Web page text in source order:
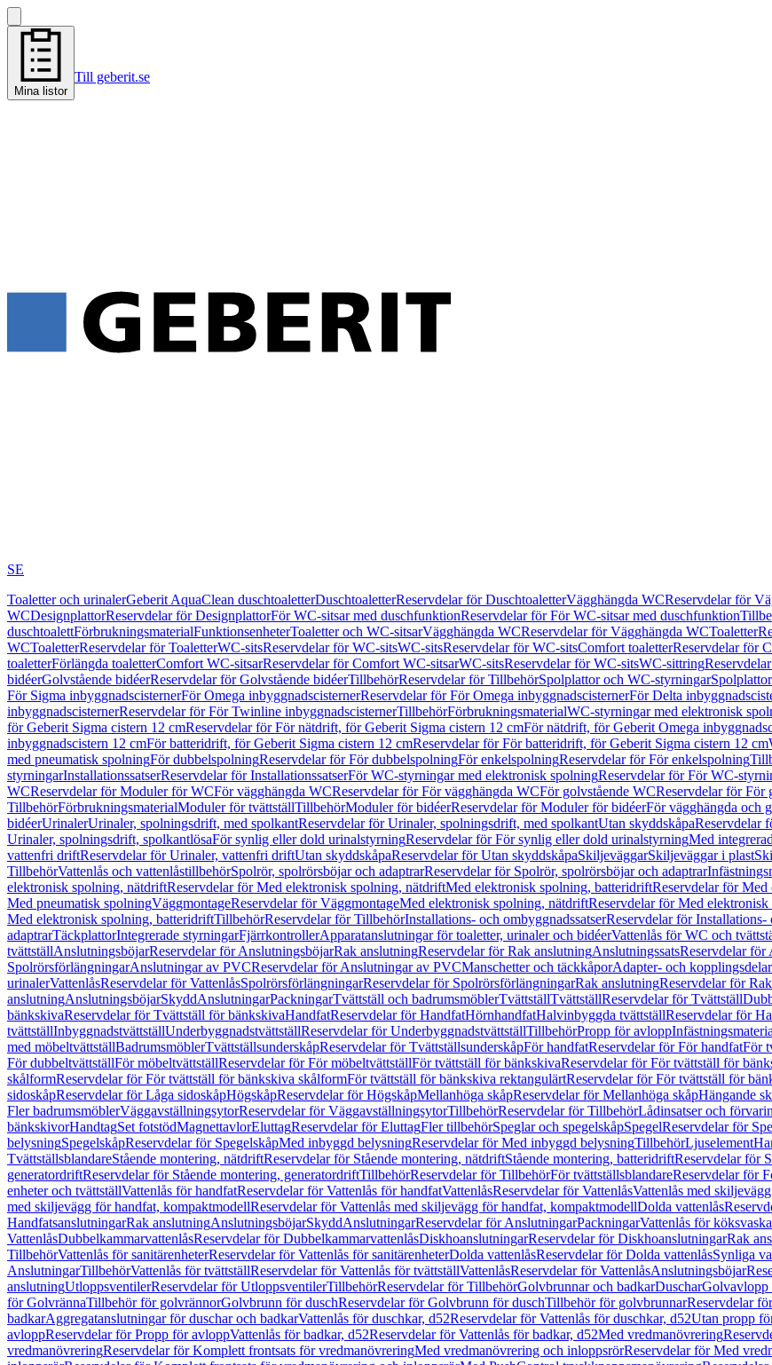
Mina listor
Till geberit.se
SE
Toaletter och urinalerGeberit AquaClean duschtoaletterDuschtoaletterReservdelar för DuschtoaletterVägghängda WCReservdelar för
WCDesignplattorReservdelar för DesignplattorFör WC-sitsar med duschfunktionReservdelar för För WC-sitsar med duschfunktion
duschtoalettFörbrukningsmaterialFunktionsenheterToaletter och WC-sitsarVägghängda WCReservdelar för Vägghängda WCToaletter
WCToaletterReservdelar för ToaletterWC-sitsReservdelar för WC-sitsWC-sitsReservdelar för WC-sitsComfort toaletterReservdelar för
toaletterFörlängda toaletterComfort WC-sitsarReservdelar för Comfort WC-sitsarWC-sitsReservdelar för WC-sitsWC-sittring
bidéerGolvstående bidéerReservdelar för Golvstående bidéerTillbehörReservdelar för TillbehörSpolplattor och WC-styrningarSpolplattor
För Sigma inbyggnadscisternerFör Omega inbyggnadscisternerReservdelar för För Omega inbyggnadscisternerFör Delta
inbyggnadscisternerReservdelar för För Twinline inbyggnadscisternerTillbehörFörbrukningsmaterialWC-styrningar med elektronisk
för Geberit Sigma cistern 12 cmReservdelar för För nätdrift, för Geberit Sigma cistern 12 cmFör nätdrift, för Geberit Omega
inbyggnadscistern 12 cmFör batteridrift, för Geberit Sigma cistern 12 cmReservdelar för För batteridrift, för Geberit Sigma cistern 12 cm
med pneumatisk spolningFör dubbelspolningReservdelar för För dubbelspolningFör enkelspolningReservdelar för För enkelspolning
styrningarInstallationssatserReservdelar för InstallationssatserFör WC-styrningar med elektronisk spolningReservdelar för För WC-
WCReservdelar för Moduler för WCFör vägghängda WCReservdelar för För vägghängda WCFör golvstående WCReservdelar för För
TillbehörFörbrukningsmaterialModuler för tvättställTillbehörModuler för bidéerReservdelar för Moduler för bidéerFör vägghängda och
bidéerUrinalerUrinaler, spolningsdrift, med spolkantReservdelar för Urinaler, spolningsdrift, med spolkantUtan skyddskåpaReservdelar
Urinaler, spolningsdrift, spolkantlösaFör synlig eller dold urinalstyrningReservdelar för För synlig eller dold urinalstyrningMed
vattenfri driftReservdelar för Urinaler, vattenfri driftUtan skyddskåpaReservdelar för Utan skyddskåpaSkiljeväggarSkiljeväggar i plast
TillbehörVattenlås och vattenlåstillbehörSpolrör, spolrörsböjar och adaptrarReservdelar för Spolrör, spolrörsböjar och adaptrar
elektronisk spolning, nätdriftReservdelar för Med elektronisk spolning, nätdriftMed elektronisk spolning, batteridriftReservdelar för
Med pneumatisk spolningVäggmontageReservdelar för VäggmontageMed elektronisk spolning, nätdriftReservdelar för Med
Med elektronisk spolning, batteridriftTillbehörReservdelar för TillbehörInstallations- och ombyggnadssatserReservdelar för Installations-
adaptrarTäckplattorIntegrerade styrningarFjärrkontrollerApparatanslutningar för toaletter, urinaler och bidéerVattenlås för WC och
tvättställAnslutningsböjarReservdelar för AnslutningsböjarRak anslutningReservdelar för Rak anslutningAnslutningssatsReservdelar för
SpolrörsförlängningarAnslutningar av PVCReservdelar för Anslutningar av PVCManschetter och täckkåporAdapter- och kopplingsdelar
urinalerVattenlåsReservdelar för VattenlåsSpolrörsförlängningarReservdelar för SpolrörsförlängningarRak anslutningReservdelar för
anslutningAnslutningsböjarSkyddAnslutningarPackningarTvättställ och badrumsmöblerTvättställTvättställReservdelar för Tvättställ
bänkskivaReservdelar för Tvättställ för bänkskivaHandfatReservdelar för HandfatHörnhandfatHalvinbyggda tvättställReservdelar för
tvättställInbyggnadstvättställUnderbyggnadstvättställReservdelar för UnderbyggnadstvättställTillbehörPropp för avlopp
med möbeltvättställBadrumsmöblerTvättställsunderskåpReservdelar för TvättställsunderskåpFör handfatReservdelar för För handfatFör
För dubbeltvättställFör möbeltvättställReservdelar för För möbeltvättställFör tvättställ för bänkskivaReservdelar för För tvättställ för
skålformReservdelar för För tvättställ för bänkskiva skålformFör tvättställ för bänkskiva rektangulärtReservdelar för För tvättställ för
sidoskåpReservdelar för Låga sidoskåpHögskåpReservdelar för HögskåpMellanhöga skåpReservdelar för Mellanhöga skåpHängande
Fler badrumsmöblerVäggavställningsytorReservdelar för VäggavställningsytorTillbehörReservdelar för TillbehörLådinsatser och
bänkskivorHandtagSet fotstödMagnettavlorEluttagReservdelar för EluttagFler tillbehörSpeglar och spegelskåpSpegelReservdelar för
belysningSpegelskåpReservdelar för SpegelskåpMed inbyggd belysningReservdelar för Med inbyggd belysningTillbehörLjuselement
TvättställsblandareStående montering, nätdriftReservdelar för Stående montering, nätdriftStående montering, batteridriftReservdelar för
generatordriftReservdelar för Stående montering, generatordriftTillbehörReservdelar för TillbehörFör tvättställsblandareReservdelar för
enheter och tvättställVattenlås för handfatReservdelar för Vattenlås för handfatVattenlåsReservdelar för VattenlåsVattenlås med
med skiljevägg för handfat, kompaktmodellReservdelar för Vattenlås med skiljevägg för handfat, kompaktmodellDolda vattenlås
HandfatsanslutningarRak anslutningAnslutningsböjarSkyddAnslutningarReservdelar för AnslutningarPackningarVattenlås för
VattenlåsDubbelkammarvattenlåsReservdelar för DubbelkammarvattenlåsDiskhoanslutningarReservdelar för DiskhoanslutningarRak
TillbehörVattenlås för sanitärenheterReservdelar för Vattenlås för sanitärenheterDolda vattenlåsReservdelar för Dolda vattenlåsSynliga
AnslutningarTillbehörVattenlås för tvättställReservdelar för Vattenlås för tvättställVattenlåsReservdelar för VattenlåsAnslutningsböjar
anslutningUtloppsventilerReservdelar för UtloppsventilerTillbehörReservdelar för TillbehörGolvbrunnar och badkarDuscharGolvavlopp
för GolvrännaTillbehör för golvrännorGolvbrunn för duschReservdelar för Golvbrunn för duschTillbehör för golvbrunnarReservdelar
badkarAggregatanslutningar för duschar och badkarVattenlås för duschkar, d52Reservdelar för Vattenlås för duschkar, d52Utan propp
avloppReservdelar för Propp för avloppVattenlås för badkar, d52Reservdelar för Vattenlås för badkar, d52Med vredmanövrering
vredmanövreringReservdelar för Komplett frontsats för vredmanövreringMed vredmanövrering och inloppsrörReservdelar för Med